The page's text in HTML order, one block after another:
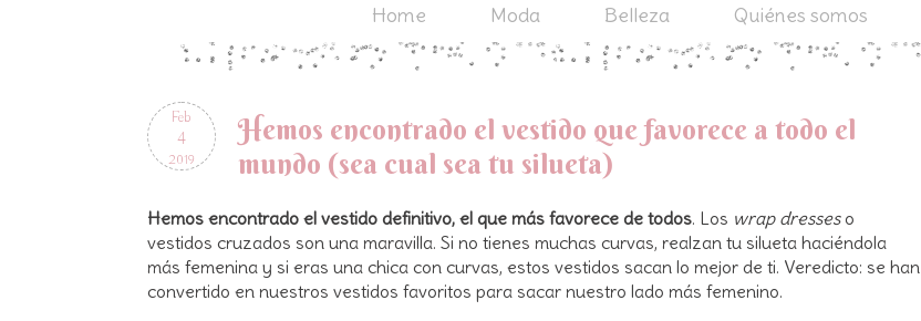
Home Moda Belleza Quiénes somos
Feb
4
2019
Hemos encontrado el vestido que favorece a todo el
mundo (sea cual sea tu silueta)
Hemos encontrado el vestido definitivo, el que más favorece de todos. Los wrap dresseso
vestidos cruzados son una maravilla. Si no tienes muchas curvas, realzan tu silueta haciéndola
más femenina y si eras una chica con curvas, estos vestidos sacan lo mejor de ti. Veredicto: se han
convertido en nuestros vestidos favoritos para sacar nuestro lado más femenino.